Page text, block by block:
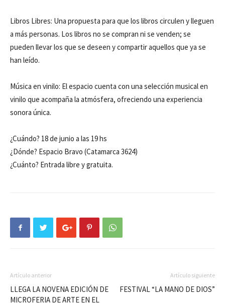
Libros Libres: Una propuesta para que los libros circulen y lleguen
a más personas. Los libros no se compran ni se venden; se
pueden llevar los que se deseen y compartir aquellos que ya se
han leído.
Música en vinilo: El espacio cuenta con una selección musical en
vinilo que acompaña la atmósfera, ofreciendo una experiencia
sonora única.
¿Cuándo? 18 de junio a las 19 hs
¿Dónde? Espacio Bravo (Catamarca 3624)
¿Cuánto? Entrada libre y gratuita.
Artículo anterior
LLEGA LA NOVENA EDICIÓN DE
MICROFERIA DE ARTE EN EL
Artículo siguiente
FESTIVAL “LA MANO DE DIOS”